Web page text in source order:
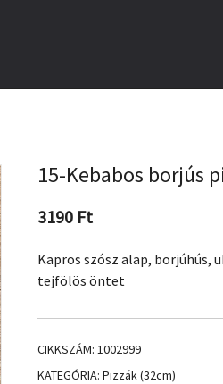
15-Kebabos borjús
3190 Ft
Kapros szósz alap, borjúhús,
tejfölös öntet
CIKKSZÁM: 1002999
KATEGÓRIA: Pizzák (32cm)